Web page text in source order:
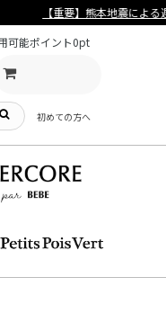
可能ポイント0pt
初めての方へ